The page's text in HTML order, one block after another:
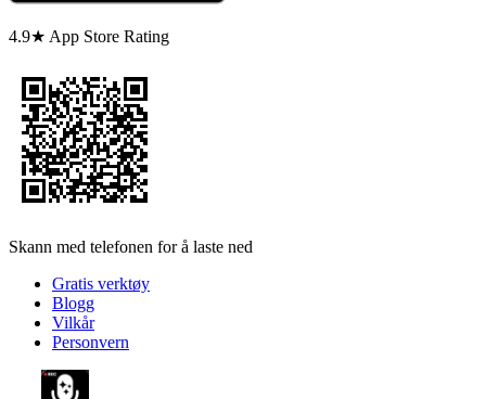
4.9★ App Store Rating
Skann med telefonen for å laste ned
Gratis verktøy
Blogg
Vilkår
Personvern